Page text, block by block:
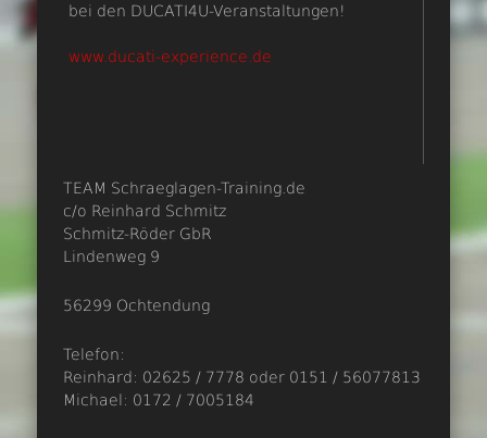
bei den DUCATI4U-Veranstaltungen!
www.ducati-experience.de
TEAM Schraeglagen-Training.de
c/o Reinhard Schmitz
Schmitz-Röder GbR
Lindenweg 9
56299 Ochtendung
Telefon:
Reinhard: 02625 / 7778 oder 0151 / 56077813
Michael: 0172 / 7005184